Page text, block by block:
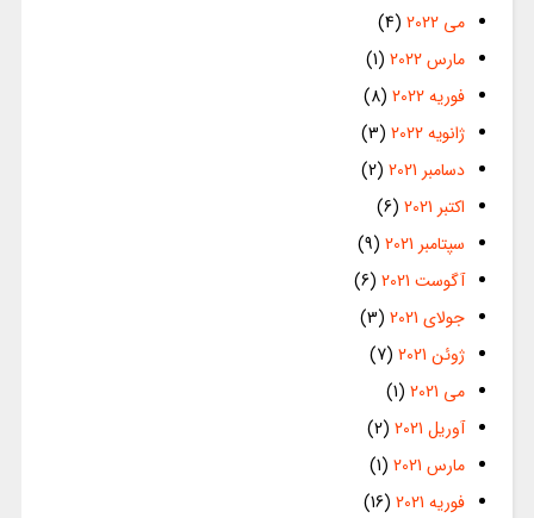
می 2022
(4)
مارس 2022
(1)
فوریه 2022
(8)
ژانویه 2022
(3)
دسامبر 2021
(2)
اکتبر 2021
(6)
سپتامبر 2021
(9)
آگوست 2021
(6)
جولای 2021
(3)
ژوئن 2021
(7)
می 2021
(1)
آوریل 2021
(2)
مارس 2021
(1)
فوریه 2021
(16)